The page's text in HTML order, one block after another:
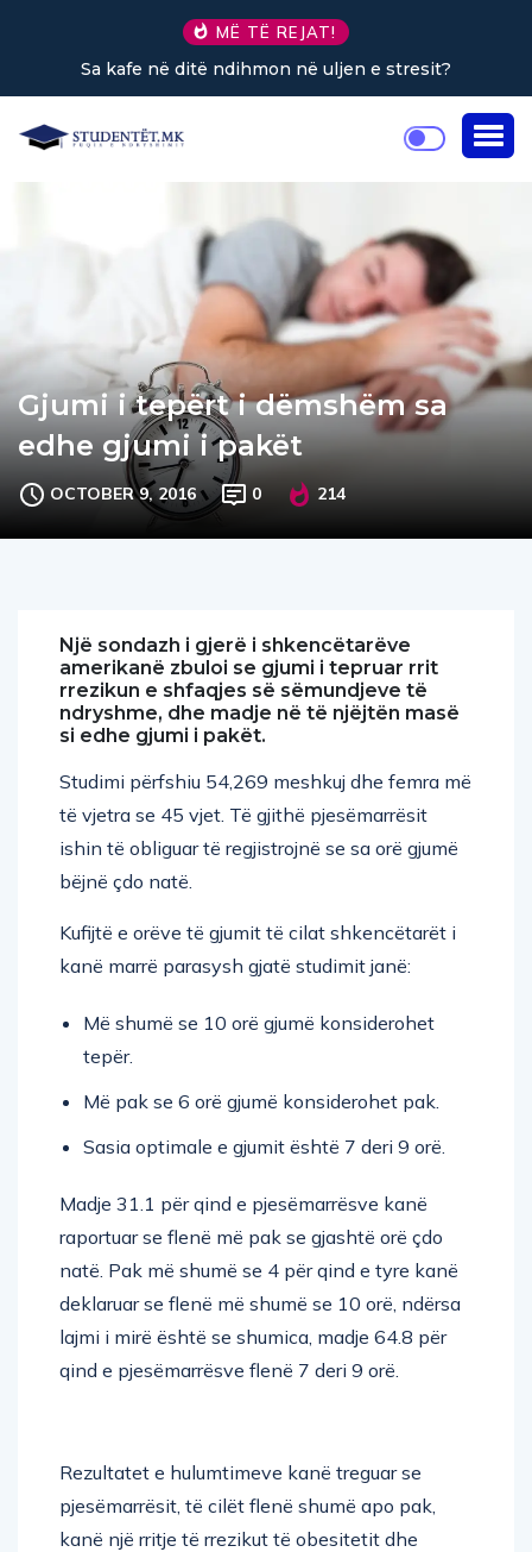
MË TË REJAT!
GJËRAT QË DUHET PASUR KUJDES GJATË
TË GABIMIT (Pjesa e gjashtë)
Gjumi i tepërt i dëmshëm sa
edhe gjumi i pakët
OCTOBER 9, 2016 0 214
Një sondazh i gjerë i shkencëtarëve
amerikanë zbuloi se gjumi i tepruar rrit
rrezikun e shfaqjes së sëmundjeve të
ndryshme, dhe madje në të njëjtën masë
si edhe gjumi i pakët.
Studimi përfshiu 54,269 meshkuj dhe femra më
të vjetra se 45 vjet. Të gjithë pjesëmarrësit
ishin të obliguar të regjistrojnë se sa orë gjumë
bëjnë çdo natë.
Kufijtë e orëve të gjumit të cilat shkencëtarët i
kanë marrë parasysh gjatë studimit janë:
Më shumë se 10 orë gjumë konsiderohet
tepër.
Më pak se 6 orë gjumë konsiderohet pak.
Sasia optimale e gjumit është 7 deri 9 orë.
Madje 31.1 për qind e pjesëmarrësve kanë
raportuar se flenë më pak se gjashtë orë çdo
natë. Pak më shumë se 4 për qind e tyre kanë
deklaruar se flenë më shumë se 10 orë, ndërsa
lajmi i mirë është se shumica, madje 64.8 për
qind e pjesëmarrësve flenë 7 deri 9 orë.
Rezultatet e hulumtimeve kanë treguar se
pjesëmarrësit, të cilët flenë shumë apo pak,
kanë një rritje të rrezikut të obesitetit dhe